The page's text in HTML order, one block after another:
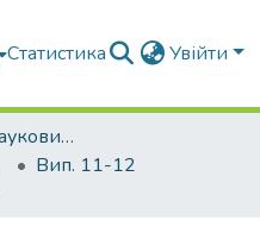
Статистика Увійти
Вибрані статті з наукових збірників КНУБА
Вип. 11-12